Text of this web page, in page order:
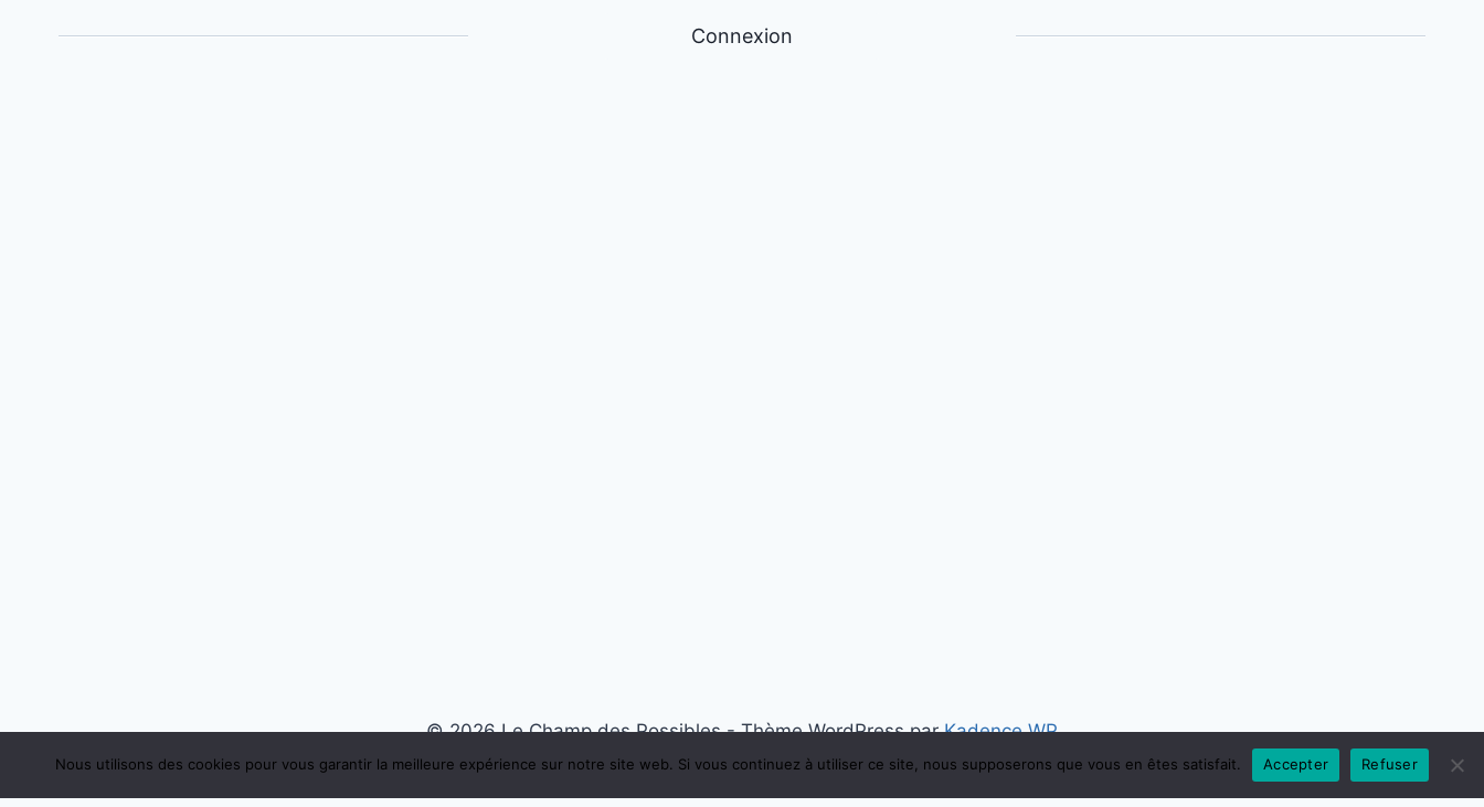
Connexion
© 2026 Le Champ des Possibles - Thème WordPress parKadence WP
Nous utilisons des cookies pour vous garantir la meilleure expérience sur notre site web. Si vous continuez à utiliser ce site, nous supposerons que vous en êtes satisfait. Accepter Refuser